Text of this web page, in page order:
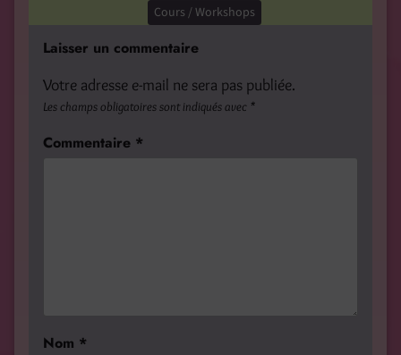
Cours / Workshops
Laisser un commentaire
Votre adresse e-mail ne sera pas publiée.
Les champs obligatoires sont indiqués avec *
Commentaire *
Nom *